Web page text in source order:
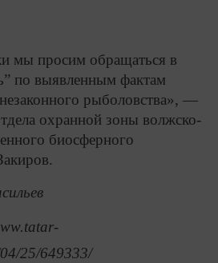
мы просим обращаться в
по выявленным фактам
рыболовства», —
охранной зоны волжско-
биосферного
25/649333/